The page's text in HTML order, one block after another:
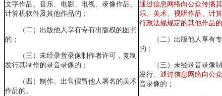
文字作品、音乐、电影、电视、录像作品、
计算机软件及其他作品的；
（二）出版他人享有专有出版权的图书
的；
（三）未经录音录像制作者许可，复制
发行其制作的录音录像的；
（四）制作、出售假冒他人署名的美术
作品的。
通过信息网络向公众传播
乐、美术、视听作品、计
行政法规规定的其他作品
（二） 出版他人享有
的；
（三）未经录音录像
发行、通过信息网络向公
音录像的；